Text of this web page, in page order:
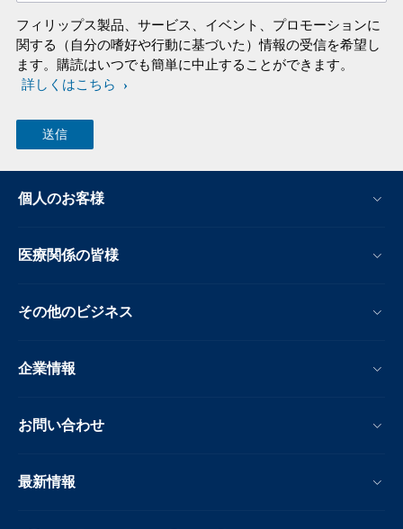
フィリップス製品、サービス、イベント、プロモーションに
関する（自分の嗜好や行動に基づいた）情報の受信を希望し
ます。購読はいつでも簡単に中止することができます。
詳しくはこちら
個人のお客様
医療関係の皆様
その他のビジネス
企業情報
お問い合わせ
最新情報